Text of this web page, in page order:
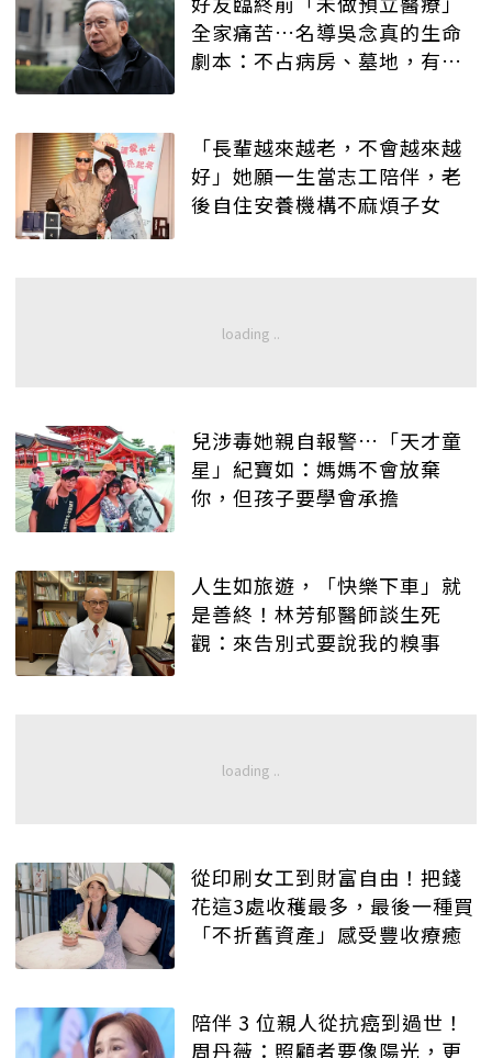
全家痛苦…名導吳念真的生命
劇本：不占病房、墓地，有人
「長輩越來越老，不會越來越
好」她願一生當志工陪伴，老
後自住安養機構不麻煩子女
兒涉毒她親自報警…「天才童
星」紀寶如：媽媽不會放棄
你，但孩子要學會承擔
人生如旅遊，「快樂下車」就
是善終！林芳郁醫師談生死
觀：來告別式要說我的糗事
從印刷女工到財富自由！把錢
花這3處收穫最多，最後一種買
「不折舊資產」感受豐收療癒
陪伴 3 位親人從抗癌到過世！
周丹薇：照顧者要像陽光，更